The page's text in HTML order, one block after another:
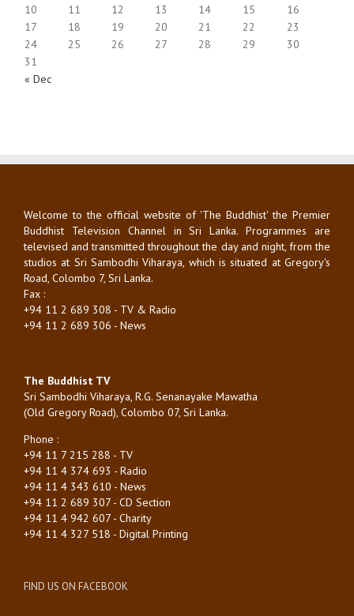
« Dec
10
11 12 13 14 15
16
17
18 19 20 21 22
23
24
25 26 27 28 29
30
31
Welcome to the official website of 'The Buddhist' the Premier
Buddhist Television Channel in Sri Lanka. Programmes are
televised and transmitted throughout the day and night, from the
studios at Sri Sambodhi Viharaya, which is situated at Gregory's
Road, Colombo 7, Sri Lanka.
Fax :
+94 11 2 689 308 - TV & Radio
+94 11 2 689 306 - News
The Buddhist TV
Sri Sambodhi Viharaya, R.G. Senanayake Mawatha
(Old Gregory Road), Colombo 07, Sri Lanka.
Phone :
+94 11 7 215 288 - TV
+94 11 4 374 693 - Radio
+94 11 4 343 610 - News
+94 11 2 689 307 - CD Section
+94 11 4 942 607 - Charity
+94 11 4 327 518 - Digital Printing
FIND US ON FACEBOOK